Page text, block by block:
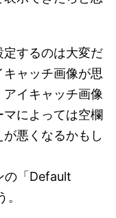
するのは大変だ
ャッチ画像が思
イキャッチ画像
によっては空欄
悪くなるかもし
の「Default